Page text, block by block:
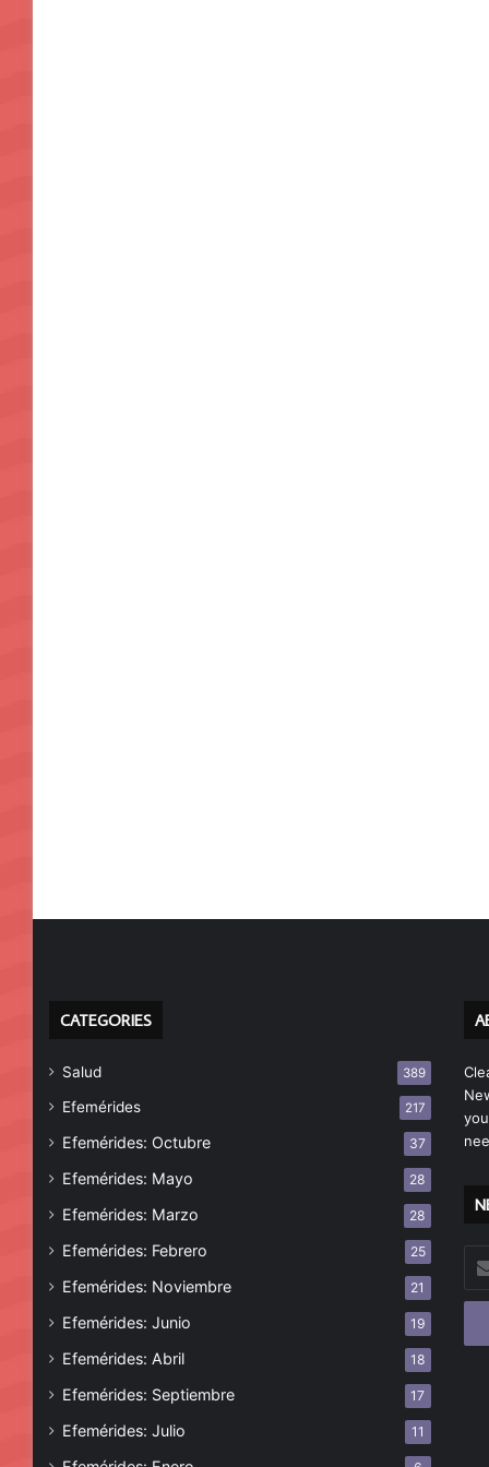
CATEGORIES
Salud 389
Efemérides 217
Efemérides: Octubre 37
Efemérides: Mayo 28
Efemérides: Marzo 28
Efemérides: Febrero 25
Efemérides: Noviembre 21
Efemérides: Junio 19
Efemérides: Abril 18
Efemérides: Septiembre 17
Efemérides: Julio 11
tu